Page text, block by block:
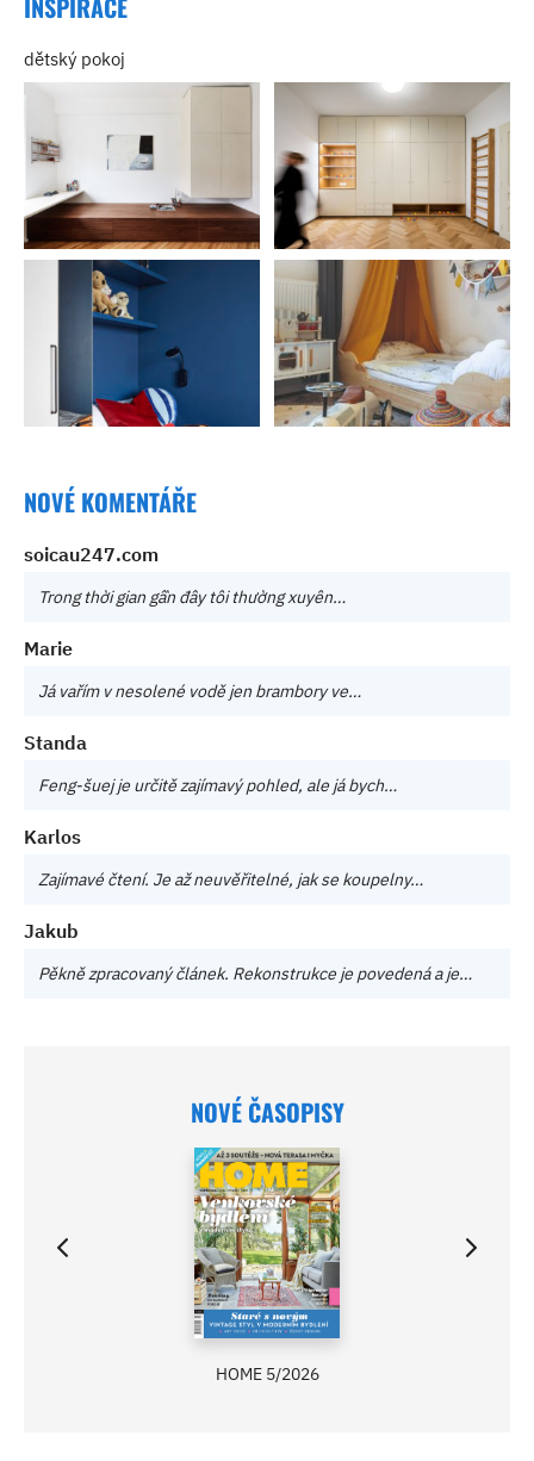
INSPIRACE
dětský pokoj
NOVÉ KOMENTÁŘE
soicau247.com
Trong thời gian gần đây tôi thường xuyên…
Marie
Já vařím v nesolené vodě jen brambory ve…
Standa
Feng-šuej je určitě zajímavý pohled, ale já bych…
Karlos
Zajímavé čtení. Je až neuvěřitelné, jak se koupelny…
Jakub
Pěkně zpracovaný článek. Rekonstrukce je povedená a je…
NOVÉ ČASOPISY
HOME 5/2026